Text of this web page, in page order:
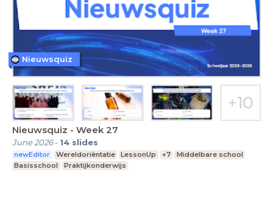
Nieuwsquiz - Week 27
June 2026- 14 slides
newEditor Wereldoriëntatie LessonUp +7
Middelbare school
Basisschool
Praktijkonderwijs
Nieuwsquiz